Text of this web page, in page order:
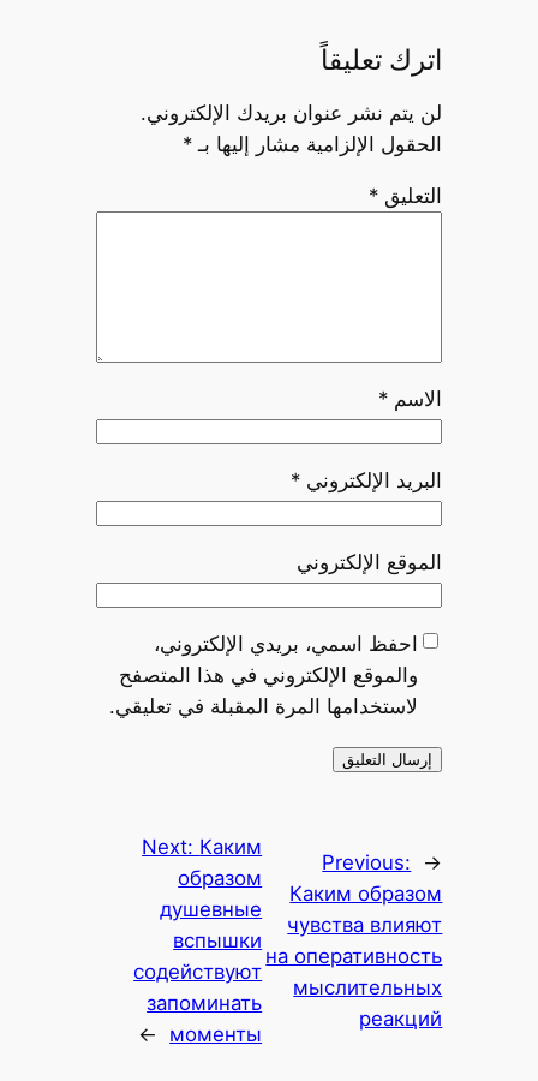
اترك تعليقاً
لن يتم نشر عنوان بريدك الإلكتروني.
الحقول الإلزامية مشار إليها بـ*
التعليق*
الاسم*
البريد الإلكتروني *
الموقع الإلكتروني
احفظ اسمي، بريدي الإلكتروني،
والموقع الإلكتروني في هذا المتصفح
لاستخدامها المرة المقبلة في تعليقي.
←
Previous:
Каким образом
чувства влияют
на оперативность
мыслительных
реакций
Next:Каким
образом
душевные
вспышки
содействуют
запоминать
моменты
→